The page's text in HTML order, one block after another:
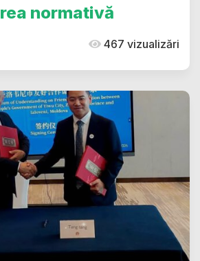
normativă
467 vizualizări